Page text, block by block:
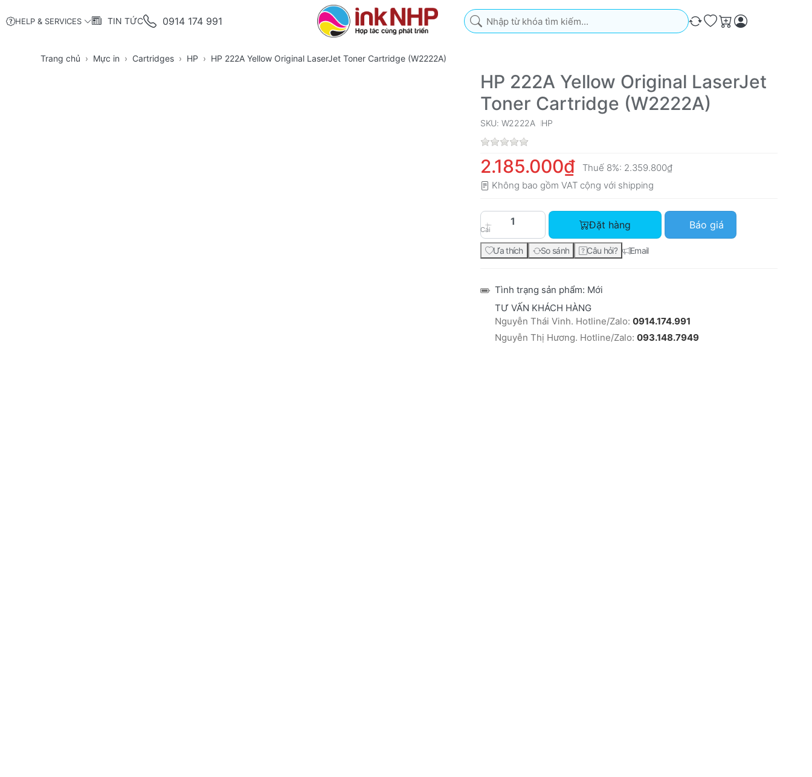
HELP & SERVICES TIN TỨC 0914 174 991
Nhập từ khóa tìm kiếm. Kết quả sẽ tự động xuất hiện khi bạn nhập. Nhấn phím
So sánh
Ưa thích
Giỏ hàng
Trang chủ Mực in Cartridges HP HP 222A Yellow Original LaserJet Toner Cartridge (W2222A)
HP 222A Yellow Original LaserJet
Toner Cartridge (W2222A)
SKU: W2222A HP
2.185.000₫ Thuế 8%: 2.359.800₫
Không bao gồm VAT cộng với shipping
Cái
HP 222A Yellow Original LaserJet Toner Cartridge (W2222A)
Đặt hàng Báo giá
Ưa thích So sánh Câu hỏi? Email
Tình trạng sản phẩm: Mới
TƯ VẤN KHÁCH HÀNG
Nguyễn Thái Vinh. Hotline/Zalo: 0914.174.991
Nguyễn Thị Hương. Hotline/Zalo: 093.148.7949